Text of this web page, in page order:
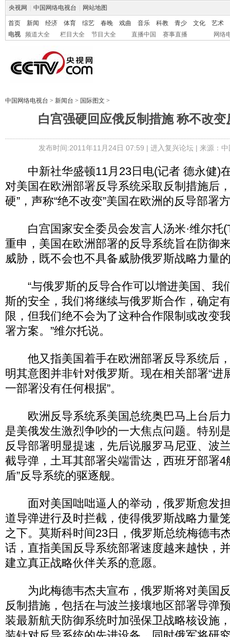
央视网 中国网络电视台 网站地图
首页 新闻 经济 体育 综艺 春晚 戏曲 音乐 科教 青少 文化
艺术
电视
频道大全 栏目大全 节目大全 直播中国 赛事直播 网络
中国网络电视台 > 新闻台 > 国际图文 >
白宫强硬回应俄反制措施 称不改变
发布时间:2011年11月24日 07:59 | 进入复兴论坛| 来源：
中新社华盛顿11月23日电(记者 德永健)
对美国在欧洲部署反导系统采取反制措施后
硬”，声称“绝不改变”美国在欧洲的反导部署
白宫国家安全委员会发言人汤米·维尔托
重申，美国在欧洲部署的反导系统旨在防御
威胁，既不会也不具备威胁俄罗斯战略力量
“与俄罗斯的反导合作可以增进美国、我
斯的安全，我们将继续与俄罗斯合作，确定
限，但我们绝不会为了这种合作限制或改变
署方案。”维尔托说。
他又指美国着手在欧洲部署反导系统后
明其意图并非针对俄罗斯。现在相关部署“进
一部署没有任何根据”。
欧洲反导系统系美国总统奥巴马上台后
是美俄发生激烈争吵的一大焦点问题。特别
反导部署明显提速，先后说服罗马尼亚、波
截导弹，土耳其部署尖端雷达，西班牙部署4
盾”反导系统的驱逐舰。
面对美国咄咄逼人的举动，俄罗斯愈发
道导弹进行及时拦截，使得俄罗斯战略力量
之下。莫斯科时间23日，俄罗斯总统梅德韦
话，直指美国反导系统部署速度越来越快，
建立真正战略伙伴关系的意愿。
为此梅德韦杰夫宣布，俄罗斯将对美国
反制措施，包括在与波兰接壤地区部署导弹
装最新航天防御系统时加强保卫战略核设施